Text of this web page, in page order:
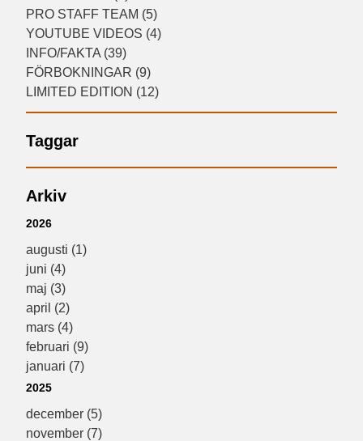
PRO STAFF TEAM (5)
YOUTUBE VIDEOS (4)
INFO/FAKTA (39)
FÖRBOKNINGAR (9)
LIMITED EDITION (12)
Taggar
Arkiv
2026
augusti (1)
juni (4)
maj (3)
april (2)
mars (4)
februari (9)
januari (7)
2025
december (5)
november (7)